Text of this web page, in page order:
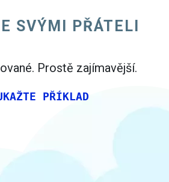
v Madridu, a vaši přátelé žijí
SVÝMI PŘÁTELI
Prostě zajímavější.
PŘÍKLAD